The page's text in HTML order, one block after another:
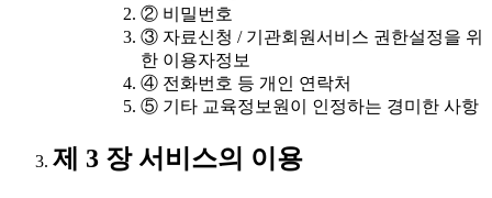
② 비밀번호
③ 자료신청 / 기관회원서비스 권한설정을 위
한 이용자정보
④ 전화번호 등 개인 연락처
⑤ 기타 교육정보원이 인정하는 경미한 사항
제 3 장 서비스의 이용